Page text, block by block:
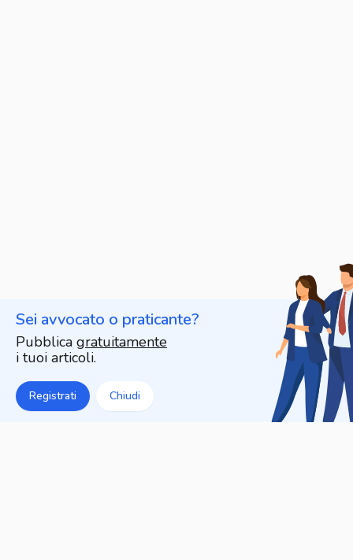
Sei avvocato o praticante?
Pubblica gratuitamente
i tuoi articoli.
Registrati Chiudi